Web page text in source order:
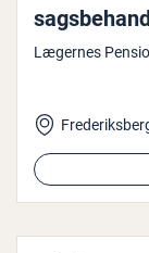
Lægernes